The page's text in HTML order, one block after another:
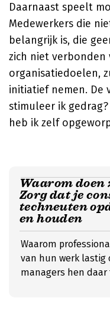
Daarnaast speelt
Medewerkers die
belangrijk is, die
zich niet verbonden
organisatiedoelen,
initiatief nemen. De
stimuleer ik
heb ik zelf
Waarom doen
Zorg dat je
techneuten
en houden
Waarom
van hun werk
managers hen